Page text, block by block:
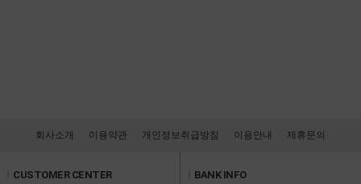
회사소개 이용약관 개인정보취급방침 이용안내 제휴문의
CUSTOMER CENTER BANK INFO